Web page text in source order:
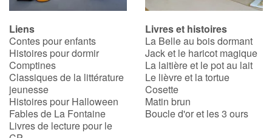
Famille
Écoles
Médiathèques
Vidéos & Tutoriaux
Liens
Contes pour enfants
Histoires pour dormir
Comptines
Classiques de la littérature
jeunesse
Histoires pour Halloween
Fables de La Fontaine
Livres de lecture pour le
Livres et histoires
La Belle au bois dormant
Jack et le haricot magique
La laitière et le pot au lait
Le lièvre et la tortue
Cosette
Matin brun
Boucle d'or et les 3 ours